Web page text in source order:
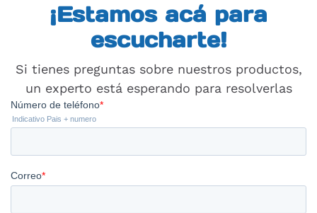
¡Estamos acá para
escucharte!
Si tienes preguntas sobre nuestros productos,
un experto está esperando para resolverlas